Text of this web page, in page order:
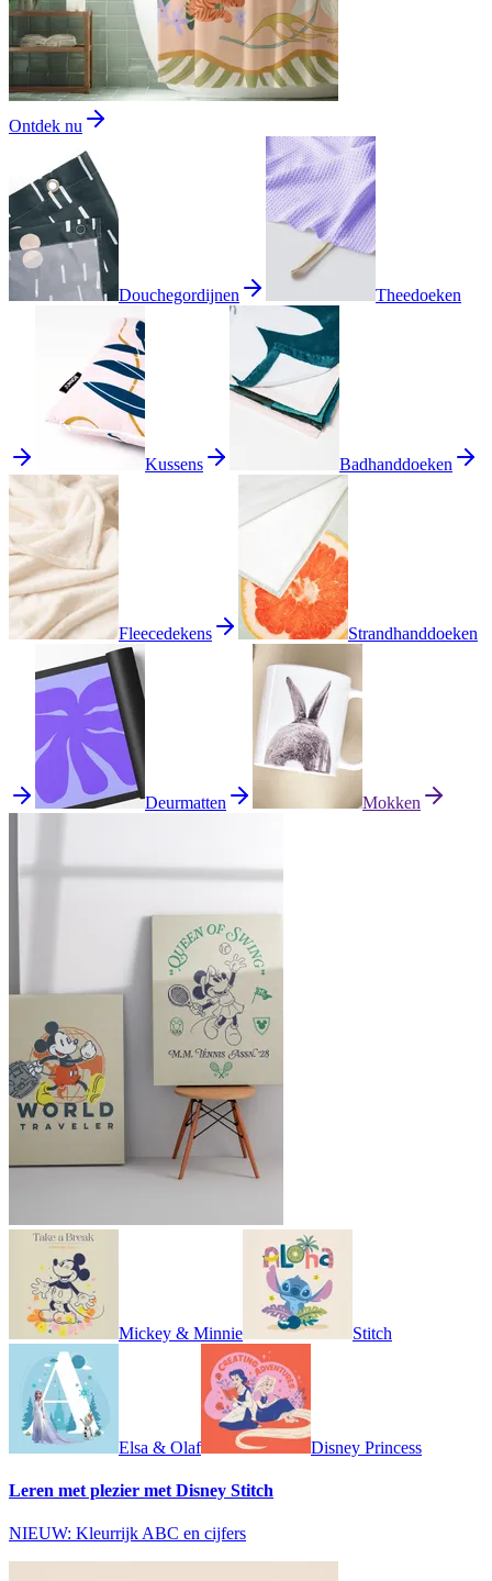
Ontdek nu
Douchegordijnen Theedoeken
Kussens Badhanddoeken
Fleecedekens Strandhanddoeken
Deurmatten Mokken
Mickey & Minnie Stitch
Elsa & Olaf Disney Princess
Leren met plezier met Disney Stitch
NIEUW: Kleurrijk ABC en cijfers